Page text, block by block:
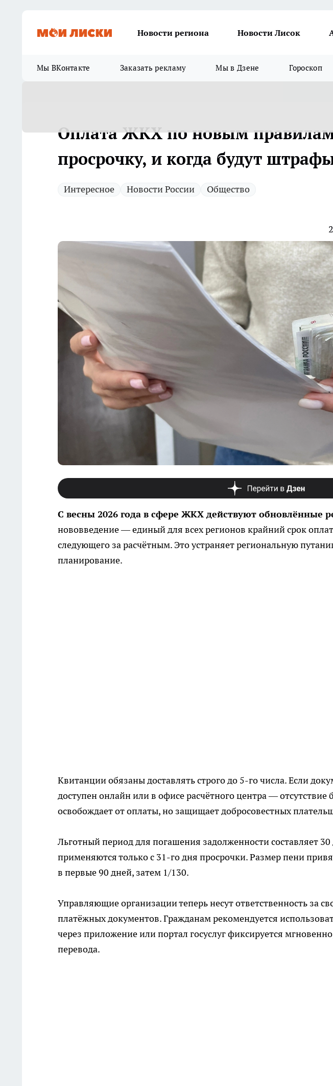
Новости региона Новости Лисок
Мы ВКонтакте Заказать рекламу Мы в Дзене Гороскоп
Оплата ЖКХ по новым
просрочку, и когда будут
Интересное Новости России Общество
С весны 2026 года в сфере ЖКХ действуют обновлённые
нововведение — единый для всех регионов крайний срок
следующего за расчётным. Это устраняет региональную
планирование.
Квитанции обязаны доставлять строго до 5-го числа. Если
доступен онлайн или в офисе расчётного центра — отсутствие
освобождает от оплаты, но защищает добросовестных
Льготный период для погашения задолженности составляет
применяются только с 31-го дня просрочки. Размер пени
в первые 90 дней, затем 1/130.
Управляющие организации теперь несут ответственность за
платёжных документов. Гражданам рекомендуется
через приложение или портал госуслуг фиксируется
перевода.